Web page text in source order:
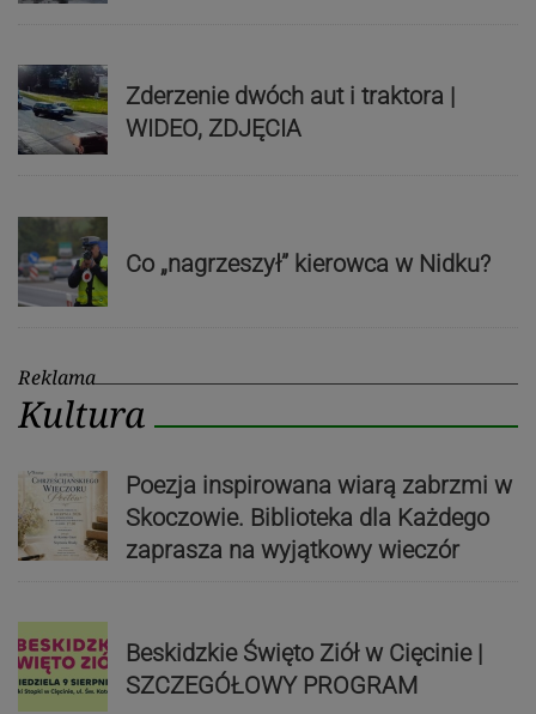
Zderzenie dwóch aut i traktora |
WIDEO, ZDJĘCIA
Co „nagrzeszył” kierowca w Nidku?
Reklama
Kultura
Poezja inspirowana wiarą zabrzmi w
Skoczowie. Biblioteka dla Każdego
zaprasza na wyjątkowy wieczór
Beskidzkie Święto Ziół w Cięcinie |
SZCZEGÓŁOWY PROGRAM